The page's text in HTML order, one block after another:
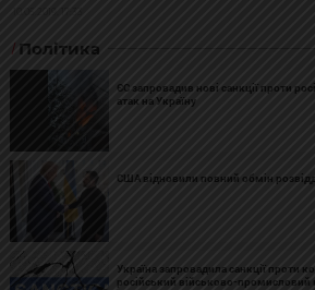
Політика
ЄС запровадив нові санкції проти
атак на Україну
США відновили повний обмін
Україна запровадила санкції проти
російський військово-промисловий